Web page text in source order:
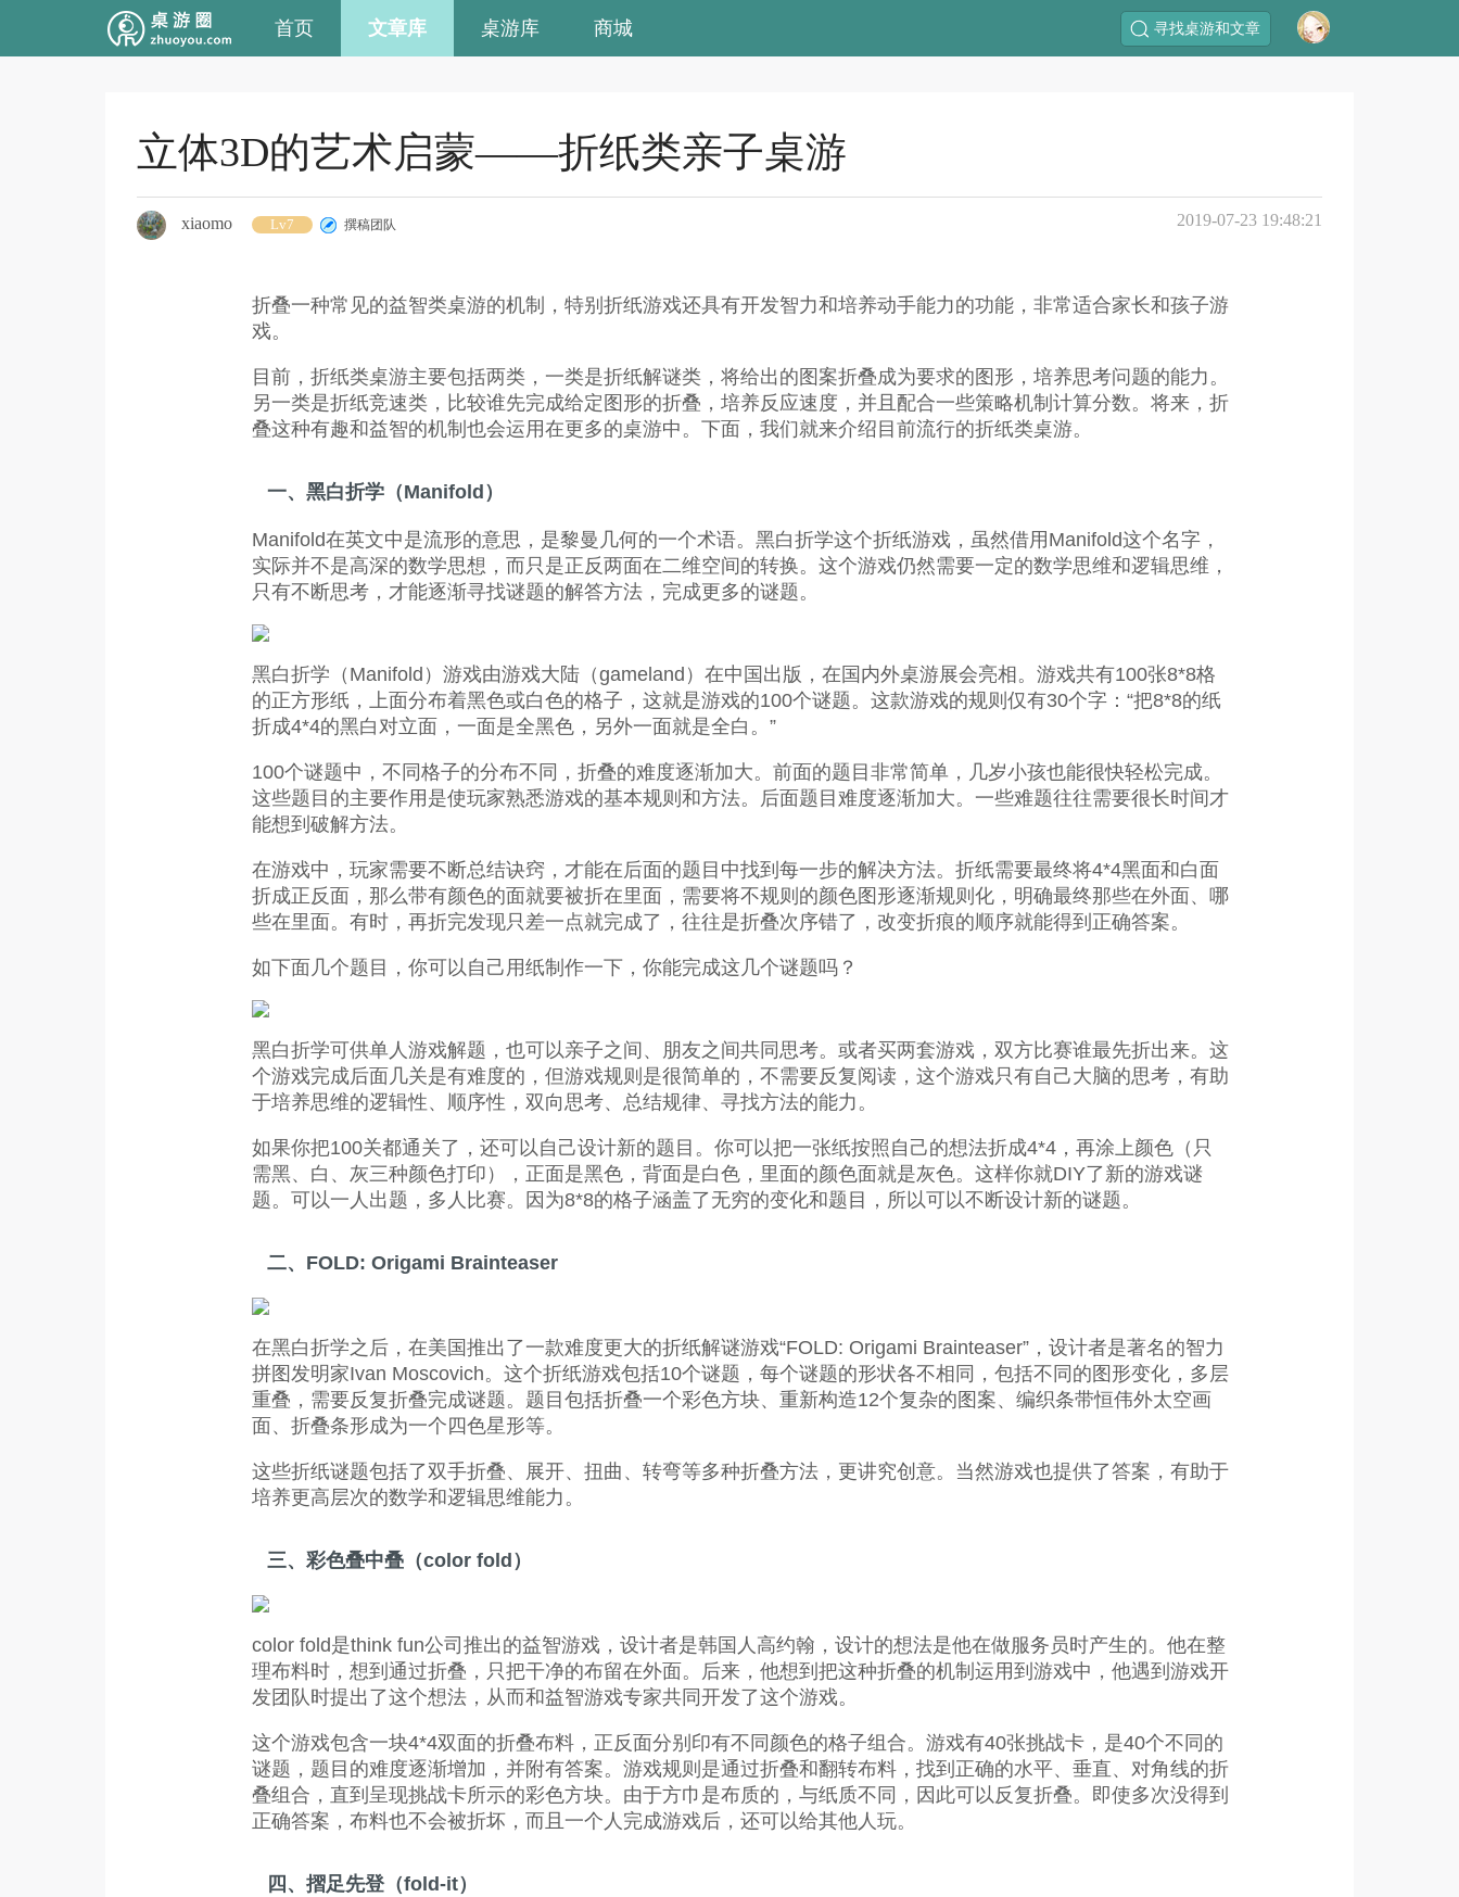
首页 文章库 桌游库 商城 寻找桌游和文章
立体3D的艺术启蒙——折纸类亲子桌游
xiaomo Lv7 撰稿团队 2019-07-23 19:48:21
折叠一种常见的益智类桌游的机制，特别折纸游戏还具有开发智力和培养动手能力的功能，非常适合家长和孩子游
戏。
目前，折纸类桌游主要包括两类，一类是折纸解谜类，将给出的图案折叠成为要求的图形，培养思考问题的能力。
另一类是折纸竞速类，比较谁先完成给定图形的折叠，培养反应速度，并且配合一些策略机制计算分数。将来，折
叠这种有趣和益智的机制也会运用在更多的桌游中。下面，我们就来介绍目前流行的折纸类桌游。
一、黑白折学（Manifold）
Manifold在英文中是流形的意思，是黎曼几何的一个术语。黑白折学这个折纸游戏，虽然借用Manifold这个名字，
实际并不是高深的数学思想，而只是正反两面在二维空间的转换。这个游戏仍然需要一定的数学思维和逻辑思维，
只有不断思考，才能逐渐寻找谜题的解答方法，完成更多的谜题。
黑白折学（Manifold）游戏由游戏大陆（gameland）在中国出版，在国内外桌游展会亮相。游戏共有100张8*8格
的正方形纸，上面分布着黑色或白色的格子，这就是游戏的100个谜题。这款游戏的规则仅有30个字：“把8*8的纸
折成4*4的黑白对立面，一面是全黑色，另外一面就是全白。”
100个谜题中，不同格子的分布不同，折叠的难度逐渐加大。前面的题目非常简单，几岁小孩也能很快轻松完成。
这些题目的主要作用是使玩家熟悉游戏的基本规则和方法。后面题目难度逐渐加大。一些难题往往需要很长时间才
能想到破解方法。
在游戏中，玩家需要不断总结诀窍，才能在后面的题目中找到每一步的解决方法。折纸需要最终将4*4黑面和白面
折成正反面，那么带有颜色的面就要被折在里面，需要将不规则的颜色图形逐渐规则化，明确最终那些在外面、哪
些在里面。有时，再折完发现只差一点就完成了，往往是折叠次序错了，改变折痕的顺序就能得到正确答案。
如下面几个题目，你可以自己用纸制作一下，你能完成这几个谜题吗？
黑白折学可供单人游戏解题，也可以亲子之间、朋友之间共同思考。或者买两套游戏，双方比赛谁最先折出来。这
个游戏完成后面几关是有难度的，但游戏规则是很简单的，不需要反复阅读，这个游戏只有自己大脑的思考，有助
于培养思维的逻辑性、顺序性，双向思考、总结规律、寻找方法的能力。
如果你把100关都通关了，还可以自己设计新的题目。你可以把一张纸按照自己的想法折成4*4，再涂上颜色（只
需黑、白、灰三种颜色打印），正面是黑色，背面是白色，里面的颜色面就是灰色。这样你就DIY了新的游戏谜
题。可以一人出题，多人比赛。因为8*8的格子涵盖了无穷的变化和题目，所以可以不断设计新的谜题。
二、FOLD: Origami Brainteaser
在黑白折学之后，在美国推出了一款难度更大的折纸解谜游戏“FOLD: Origami Brainteaser”，设计者是著名的智力
拼图发明家Ivan Moscovich。这个折纸游戏包括10个谜题，每个谜题的形状各不相同，包括不同的图形变化，多层
重叠，需要反复折叠完成谜题。题目包括折叠一个彩色方块、重新构造12个复杂的图案、编织条带恒伟外太空画
面、折叠条形成为一个四色星形等。
这些折纸谜题包括了双手折叠、展开、扭曲、转弯等多种折叠方法，更讲究创意。当然游戏也提供了答案，有助于
培养更高层次的数学和逻辑思维能力。
三、彩色叠中叠（color fold）
color fold是think fun公司推出的益智游戏，设计者是韩国人高约翰，设计的想法是他在做服务员时产生的。他在整
理布料时，想到通过折叠，只把干净的布留在外面。后来，他想到把这种折叠的机制运用到游戏中，他遇到游戏开
发团队时提出了这个想法，从而和益智游戏专家共同开发了这个游戏。
这个游戏包含一块4*4双面的折叠布料，正反面分别印有不同颜色的格子组合。游戏有40张挑战卡，是40个不同的
谜题，题目的难度逐渐增加，并附有答案。游戏规则是通过折叠和翻转布料，找到正确的水平、垂直、对角线的折
叠组合，直到呈现挑战卡所示的彩色方块。由于方巾是布质的，与纸质不同，因此可以反复折叠。即使多次没得到
正确答案，布料也不会被折坏，而且一个人完成游戏后，还可以给其他人玩。
四、摺足先登（fold-it）